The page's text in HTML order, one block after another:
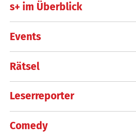
s+ im Überblick
Events
Rätsel
Leserreporter
Comedy